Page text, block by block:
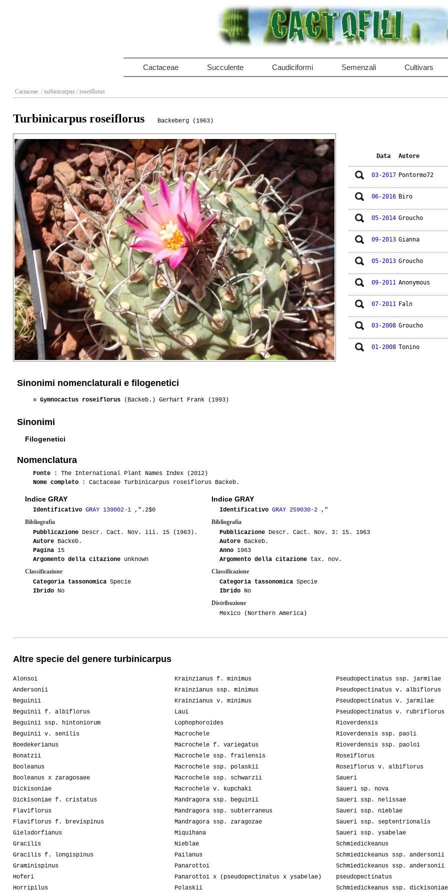
Cactaceae Succulente Caudiciformi Semenzali Cultivars
Cactaceae / turbinicarpus / roseiflorus
Turbinicarpus roseiflorus Backeberg (1963)
Data Autore
03-2017 Pontormo72
06-2016 Biro
05-2014 Groucho
09-2013 Gianna
05-2013 Groucho
09-2011 Anonymous
07-2011 Faln
03-2008 Groucho
01-2008 Tonino
Sinonimi nomenclaturali e filogenetici
≡ Gymnocactus roseiflorus (Backeb.) Gerhart Frank (1993)
Sinonimi
Filogenetici
Nomenclatura
Fonte : The International Plant Names Index (2012)
Nome completo : Cactaceae Turbinicarpus roseiflorus Backeb.
Indice GRAY
Identificativo GRAY 139002-1 ,".2$0
Bibliografia
Pubblicazione Descr. Cact. Nov. iii. 15 (1963).
Autore Backeb.
Pagina 15
Argomento della citazione unknown
Classificazione
Categoria tassonomica Specie
Ibrido No
Indice GRAY
Identificativo GRAY 259030-2 ,"
Bibliografia
Pubblicazione Descr. Cact. Nov. 3: 15. 1963
Autore Backeb.
Anno 1963
Argomento della citazione tax. nov.
Classificazione
Categoria tassonomica Specie
Ibrido No
Distribuzione
Mexico (Northern America)
Altre specie del genere turbinicarpus
Alonsoi
Andersonii
Beguinii
Beguinii f. albiflorus
Beguinii ssp. hintoniorum
Beguinii v. senilis
Boedekerianus
Bonatzii
Booleanus
Booleanus x zaragosaee
Dickisoniae
Dickisoniae f. cristatus
Flaviflorus
Flaviflorus f. brevispinus
Gielsdorfianus
Gracilis
Gracilis f. longispinus
Graminispinus
Hoferi
Horripilus
Krainzianus f. minimus
Krainzianus ssp. minimus
Krainzianus v. minimus
Laui
Lophophoroides
Macrochele
Macrochele f. variegatus
Macrochele ssp. frailensis
Macrochele ssp. polaskii
Macrochele ssp. schwarzii
Macrochele v. kupchaki
Mandragora ssp. beguinii
Mandragora ssp. subterraneus
Mandragora ssp. zaragozae
Miquihana
Nieblae
Pailanus
Panarottoi
Panarottoi x (pseudopectinatus x ysabelae)
Polaskii
Pseudopectinatus ssp. jarmilae
Pseudopectinatus v. albiflorus
Pseudopectinatus v. jarmilae
Pseudopectinatus v. rubriflorus
Rioverdensis
Rioverdensis ssp. paoli
Rioverdensis ssp. paoloi
Roseiflorus
Roseiflorus v. albiflorus
Saueri
Saueri sp. nova
Saueri ssp. nelissae
Saueri ssp. nieblae
Saueri ssp. septentrionalis
Saueri ssp. ysabelae
Schmiedickeanus
Schmiedickeanus ssp. andersonii
Schmiedickeanus ssp. andersonii
pseudopectinatus
Schmiedickeanus ssp. dickisoniae